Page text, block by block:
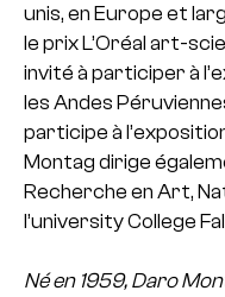
unis, en Europe et
le prix L’Oréal art-
invité à participer à
les Andes
participe à
Montag dirige
Recherche en Art,
l’university College
Né en 1959, Daro